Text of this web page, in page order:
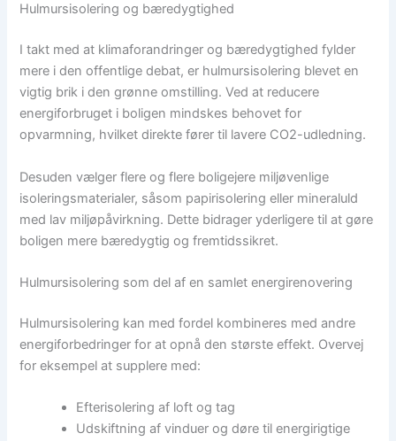
Hulmursisolering og bæredygtighed
I takt med at klimaforandringer og bæredygtighed fylder
mere i den offentlige debat, er hulmursisolering blevet en
vigtig brik i den grønne omstilling. Ved at reducere
energiforbruget i boligen mindskes behovet for
opvarmning, hvilket direkte fører til lavere CO2-udledning.
Desuden vælger flere og flere boligejere miljøvenlige
isoleringsmaterialer, såsom papirisolering eller mineraluld
med lav miljøpåvirkning. Dette bidrager yderligere til at gøre
boligen mere bæredygtig og fremtidssikret.
Hulmursisolering som del af en samlet energirenovering
Hulmursisolering kan med fordel kombineres med andre
energiforbedringer for at opnå den største effekt. Overvej
for eksempel at supplere med:
Efterisolering af loft og tag
Udskiftning af vinduer og døre til energirigtige